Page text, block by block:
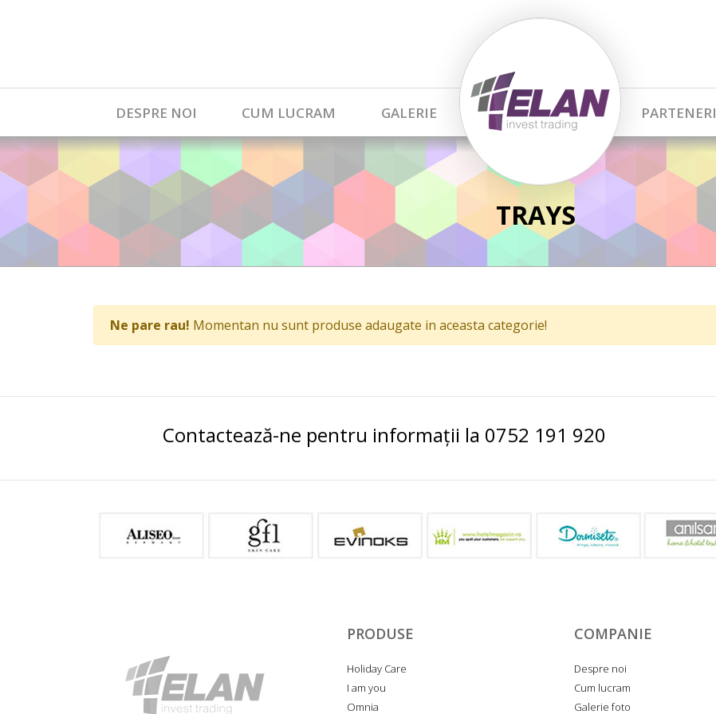
DESPRE NOI CUM LUCRAM GALERIE PARTENERI
TRAYS
Ne pare rau! Momentan nu sunt produse adaugate in aceasta categorie!
Contactează-ne pentru informații la 0752 191 920
PRODUSE
Holiday Care
I am you
Omnia
COMPANIE
Despre noi
Cum lucram
Galerie foto